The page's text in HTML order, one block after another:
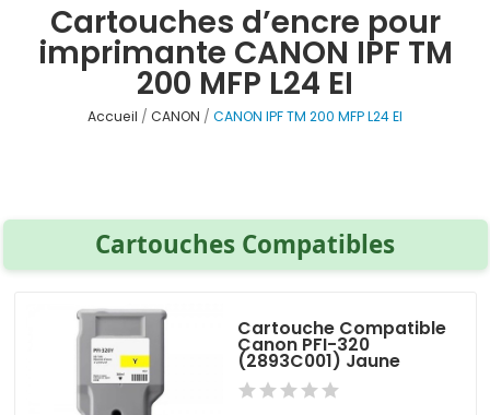
Cartouches d’encre pour
imprimante CANON IPF TM
200 MFP L24 EI
Accueil CANON CANON IPF TM 200 MFP L24 EI
Cartouches Compatibles
Cartouche Compatible
Canon PFI-320
(2893C001) Jaune